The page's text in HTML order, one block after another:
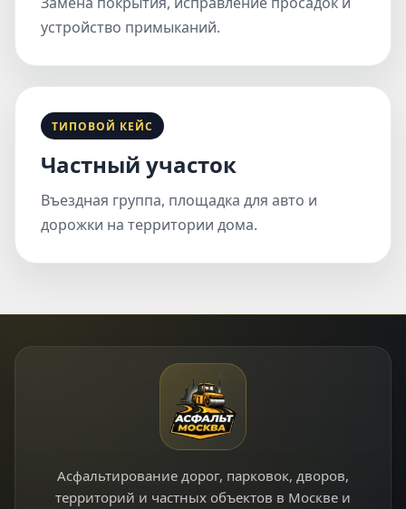
устройство примыканий.
ТИПОВОЙ КЕЙС
Частный участок
Въездная группа, площадка для авто и
дорожки на территории дома.
Асфальтирование дорог, парковок, дворов,
территорий и частных объектов в Москве и